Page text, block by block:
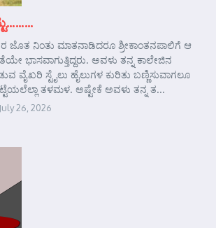
ಜೊತ ನಿಂತು ಮಾತನಾಡಿದರೂ ಶ್ರೀಕಾಂತನಪಾಲಿಗೆ ಆ
ಭಾಸವಾಗುತ್ತಿದ್ದರು. ಅವಳು ತನ್ನ ಕಾಲೇಜಿನ
ವೈಖರಿ ಸ್ಟೈಲು ಹೈಲುಗಳ ಕುರಿತು ಬಣ್ಣಿಸುವಾಗಲೂ
ತಳಮಳ. ಅಷ್ಟೇಕೆ ಅವಳು ತನ್ನ ತ...
July 26, 2026